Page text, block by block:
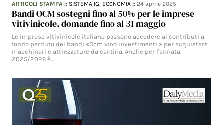
ARTICOLI STAMPA :: SISTEMA IG, ECONOMIA ::24 aprile 2025
Bandi OCM sostegni fino al 50% per le imprese
vitivinicole, domande fino al 31 maggio
Le imprese vitivinicole italiane possono accedere ai contributi a
fondo perduto dei bandi «Ocm vino investimenti » per acquistare
macchinari e attrezzature da cantina. Anche per l'annata
2025/2026 è…